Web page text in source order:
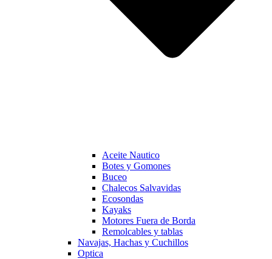
Aceite Nautico
Botes y Gomones
Buceo
Chalecos Salvavidas
Ecosondas
Kayaks
Motores Fuera de Borda
Remolcables y tablas
Navajas, Hachas y Cuchillos
Optica